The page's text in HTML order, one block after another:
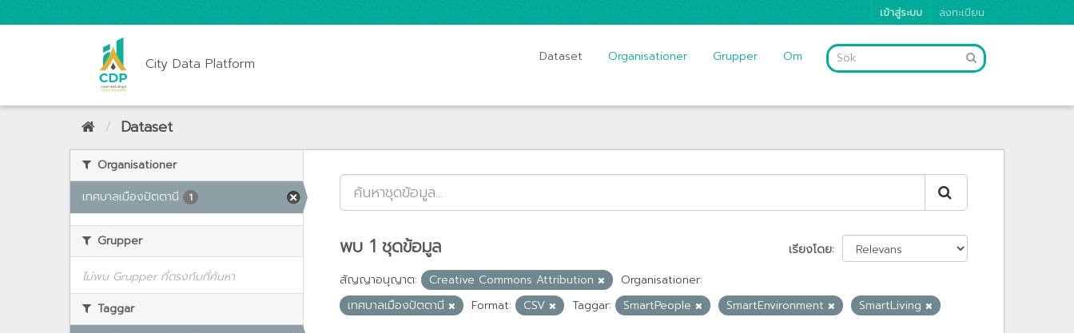
เข้าสู่ระบบ ลงทะเบียน
City Data Platform Dataset Organisationer Grupper Om
Dataset
Organisationer
เทศบาลเมืองปัตตานี
1
Grupper
ไม่พบ Grupper ที่ตรงกับที่ค้นหา
Taggar
เรียงโดย
พบ 1 ชุดข้อมูล
สัญญาอนุญาต: Creative Commons Attribution
Organisationer:
เทศบาลเมืองปัตตานี
Format: CSV Taggar: SmartPeople SmartEnvironment SmartLiving